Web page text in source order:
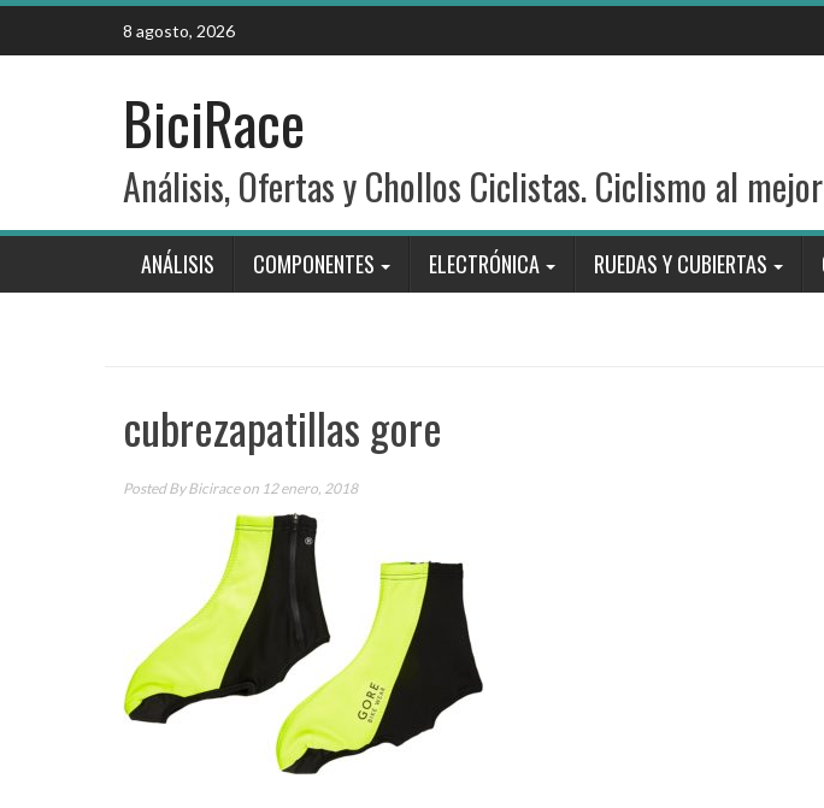
Skip
content
8 agosto, 2026
BiciRace
Análisis, Ofertas y Chollos Ciclistas. Ciclismo al
ANÁLISIS COMPONENTES ELECTRÓNICA RUEDAS Y CUBIERTAS
cubrezapatillas gore
Posted ByBiciraceon 12 enero, 2018